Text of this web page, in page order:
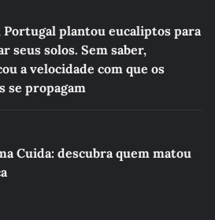
Portugal plantou eucaliptos para
seus solos. Sem saber,
a velocidade com que os
se propagam
Cuida: descubra quem matou